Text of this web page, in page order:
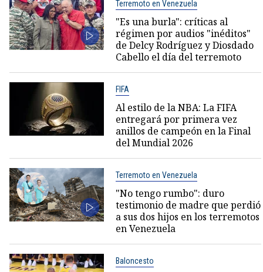
Terremoto en Venezuela
"Es una burla": críticas al
régimen por audios "inéditos"
de Delcy Rodríguez y Diosdado
Cabello el día del terremoto
FIFA
Al estilo de la NBA: La FIFA
entregará por primera vez
anillos de campeón en la Final
del Mundial 2026
Terremoto en Venezuela
"No tengo rumbo": duro
testimonio de madre que perdió
a sus dos hijos en los terremotos
en Venezuela
Baloncesto